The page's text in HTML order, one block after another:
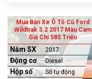
Mua Bán Xe Ô Tô Cũ Ford
Wildtrak 3.2 2017 Màu Cam
Giá Chỉ 585 Triệu
Năm SX 2017
Động cơ Diesel
Hộp số Số tự động